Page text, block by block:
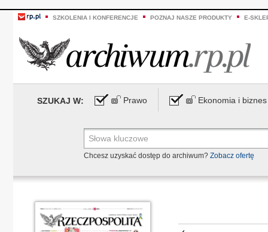
SZKOLENIA I KONFERENCJE POZNAJ NASZE PRODUKTY E-
SZUKAJ W: Prawo Ekonomia i biznes
Chcesz uzyskać dostęp do archiwum? Zobacz ofertę